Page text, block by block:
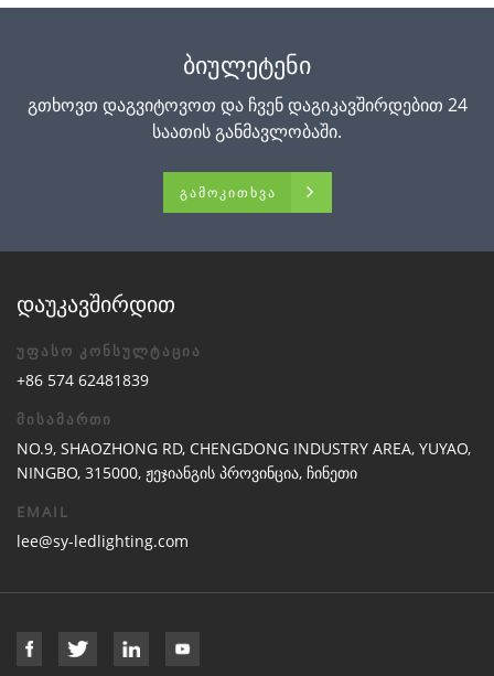
ᲑᲘᲣᲚᲔᲢᲔᲜᲘ
გთხოვთ დაგვიტოვოთ და ჩვენ დაგიკავშირდებით 24
საათის განმავლობაში.
ᲒᲐᲛᲝᲙᲘᲗᲮᲕᲐ
დაუკავშირდით
უფასო კონსულტაცია
+86 574 62481839
მისამართი
NO.9, SHAOZHONG RD, CHENGDONG INDUSTRY AREA, YUYAO,
NINGBO, 315000, ჟეჯიანგის პროვინცია, ჩინეთი
EMAIL
lee@sy-ledlighting.com